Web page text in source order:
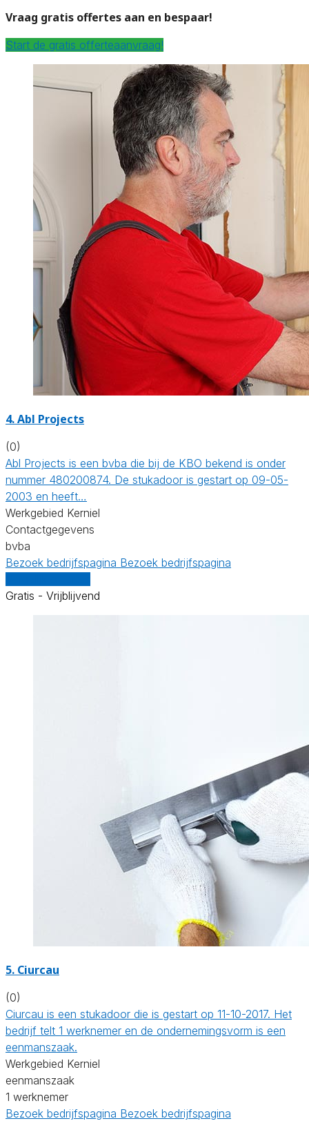
Vraag gratis offertes aan en bespaar!
Start de gratis offerteaanvraag!
4. Abl Projects
(0)
Abl Projects is een bvba die bij de KBO bekend is onder
nummer 480200874. De stukadoor is gestart op 09-05-
2003 en heeft…
Werkgebied Kerniel
Contactgegevens
bvba
Bezoek bedrijfspagina Bezoek bedrijfspagina
Gratis - Vrijblijvend
5. Ciurcau
(0)
Ciurcau is een stukadoor die is gestart op 11-10-2017. Het
bedrijf telt 1 werknemer en de ondernemingsvorm is een
eenmanszaak.
Werkgebied Kerniel
eenmanszaak
1 werknemer
Bezoek bedrijfspagina Bezoek bedrijfspagina